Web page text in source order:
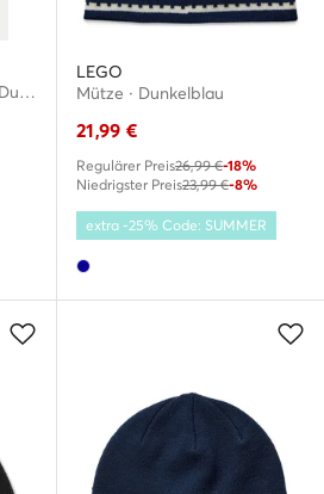
T-Shirt · LEGO Ninjago · Dunkelblau
LEGO
Mütze · Dunkelblau
21,99 €
Regulärer Preis26,99 €-18%
Niedrigster Preis23,99 €-8%
extra -25% Code: SUMMER